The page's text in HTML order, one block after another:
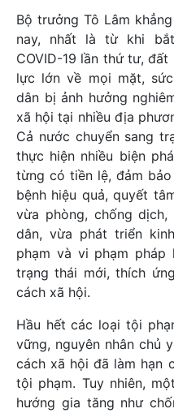
Bộ trưởng Tô Lâm
nay, nhất là từ khi
COVID-19 lần thứ tư,
lực lớn về mọi mặt,
dân bị ảnh hưởng
xã hội tại nhiều địa
Cả nước chuyển sang
thực hiện nhiều biện
từng có tiền lệ, đảm
bệnh hiệu quả, quyết
vừa phòng, chống
dân, vừa phát triển
phạm và vi phạm pháp
trạng thái mới, thích
cách xã hội.
Hầu hết các loại tội
vững, nguyên nhân chủ
cách xã hội đã làm hạn
tội phạm. Tuy nhiên,
hướng gia tăng như